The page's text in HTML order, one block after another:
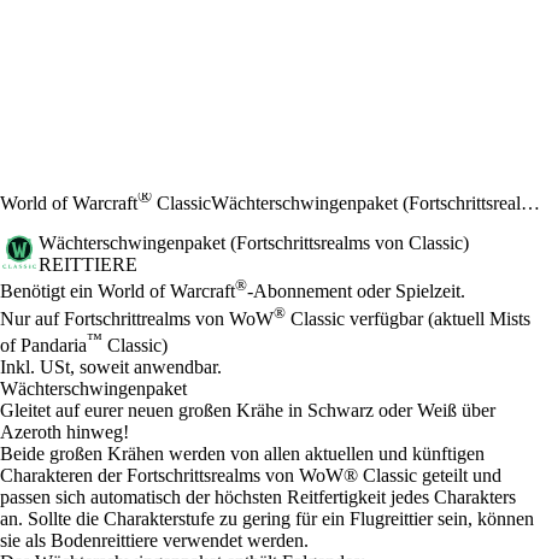
World of Warcraft® Classic
Wächterschwingenpaket (Fortschrittsrealms von Classic)
Wächterschwingenpaket (Fortschrittsrealms von Classic)
REITTIERE
Preis
Available actions
Benötigt ein World of Warcraft®-Abonnement oder Spielzeit.
Nur auf Fortschrittrealms von WoW® Classic verfügbar (aktuell Mists
of Pandaria™ Classic)
Inkl. USt, soweit anwendbar.
Wächterschwingenpaket
Gleitet auf eurer neuen großen Krähe in Schwarz oder Weiß über
Azeroth hinweg!
Beide großen Krähen werden von allen aktuellen und künftigen
Charakteren der Fortschrittsrealms von WoW® Classic geteilt und
passen sich automatisch der höchsten Reitfertigkeit jedes Charakters
an. Sollte die Charakterstufe zu gering für ein Flugreittier sein, können
sie als Bodenreittiere verwendet werden.